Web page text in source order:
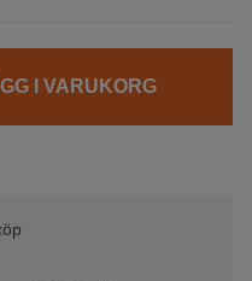
I VARUKORG